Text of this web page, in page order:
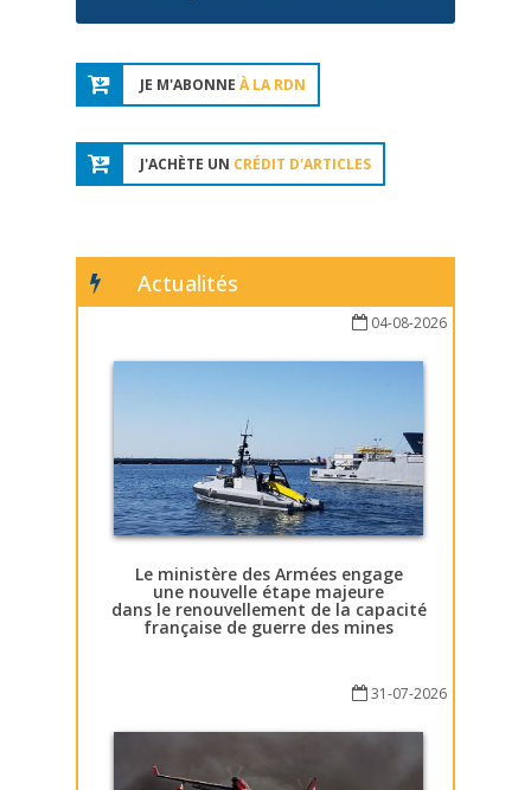
JE M'ABONNE À LA RDN
J'ACHÈTE UN CRÉDIT D'ARTICLES
Actualités
04-08-2026
Le ministère des Armées engage
une nouvelle étape majeure
dans le renouvellement de la capacité
française de guerre des mines
31-07-2026